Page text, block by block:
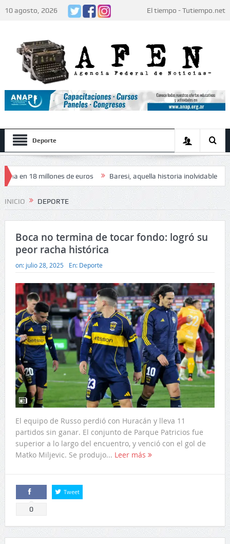
10 agosto, 2026 El tiempo - Tutiempo.net
Deporte
de euros Baresi, aquella historia inolvidable El papa
«Decidieron no hacer festejos»
INICIO DEPORTE
Boca no termina de tocar fondo: logró su
peor racha histórica
on: julio 28, 2025 En: Deporte
El equipo de Russo perdió con Huracán y lleva 11
partidos sin ganar. El conjunto de Parque Patricios fue
superior a lo largo del encuentro, y venció con el gol de
Matko Miljevic. Se produjo... Leer más
Comparte
0
Tweet